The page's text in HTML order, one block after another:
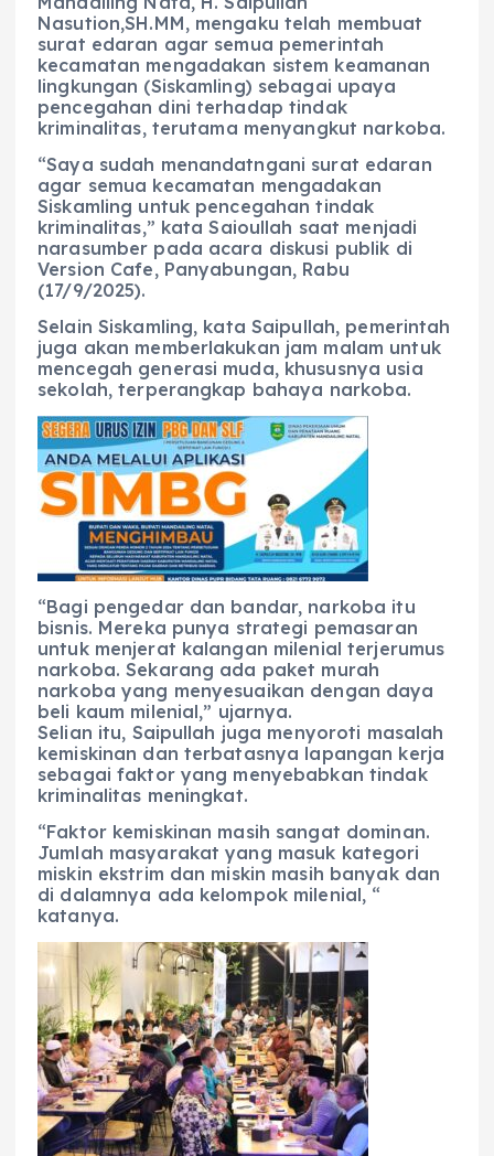
Nasution,SH.MM, mengaku telah membuat
surat edaran agar semua pemerintah
kecamatan mengadakan sistem keamanan
lingkungan (Siskamling) sebagai upaya
pencegahan dini terhadap tindak
kriminalitas, terutama menyangkut narkoba.
“Saya sudah menandatngani surat edaran
agar semua kecamatan mengadakan
Siskamling untuk pencegahan tindak
kriminalitas,” kata Saioullah saat menjadi
narasumber pada acara diskusi publik di
Version Cafe, Panyabungan, Rabu
(17/9/2025).
Selain Siskamling, kata Saipullah, pemerintah
juga akan memberlakukan jam malam untuk
mencegah generasi muda, khususnya usia
sekolah, terperangkap bahaya narkoba.
“Bagi pengedar dan bandar, narkoba itu
bisnis. Mereka punya strategi pemasaran
untuk menjerat kalangan milenial terjerumus
narkoba. Sekarang ada paket murah
narkoba yang menyesuaikan dengan daya
beli kaum milenial,” ujarnya.
Selian itu, Saipullah juga menyoroti masalah
kemiskinan dan terbatasnya lapangan kerja
sebagai faktor yang menyebabkan tindak
kriminalitas meningkat.
“Faktor kemiskinan masih sangat dominan.
Jumlah masyarakat yang masuk kategori
miskin ekstrim dan miskin masih banyak dan
di dalamnya ada kelompok milenial, “
katanya.